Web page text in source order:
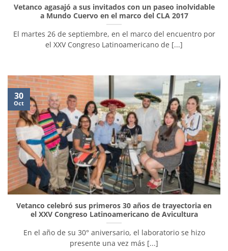
Vetanco agasajó a sus invitados con un paseo inolvidable
a Mundo Cuervo en el marco del CLA 2017
El martes 26 de septiembre, en el marco del encuentro por
el XXV Congreso Latinoamericano de [...]
Vetanco celebró sus primeros 30 años de trayectoria en
el XXV Congreso Latinoamericano de Avicultura
En el año de su 30° aniversario, el laboratorio se hizo
presente una vez más [...]
30
Oct